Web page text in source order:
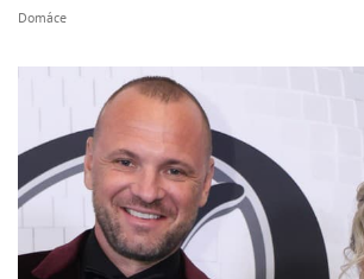
Domáce